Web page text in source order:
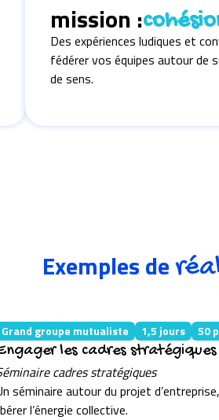
mission :
Des expériences ludiques et
fédérer vos équipes autour de
de sens.
Exemples de
Grand groupe mutualiste 1,5 jours 50
les cadres
cadres stratégiques
séminaire autour du projet
l’énergie collective.